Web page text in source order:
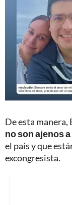
De esta
no son ajenos
el país y que
excongresista.